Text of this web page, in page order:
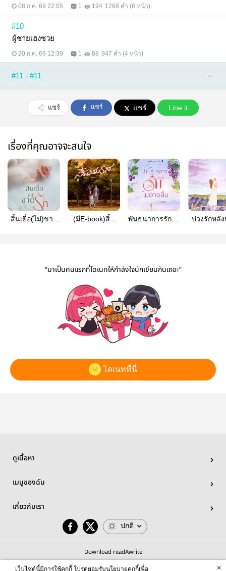
08 ก.ค. 69 22:05 1 194 1268 คำ (6 หน้า)
#10
ผู้ชายเฮงซวย
20 ก.ค. 69 12:39 1 88 947 คำ (4 หน้า)
#11 - #11
แชร์ แชร์ แชร์ Line it
เรื่องที่คุณอาจจะสนใจ
สิ้นเยื่อ(ไม่)ขาด
(มีE-book)สิ้น
พันธนาการรักไม่
บ่วงรักหลั
“มาเป็นคนแรกที่โดเนทให้กำลังใจนักเขียนกันเถอะ”
โดเนทที่นี่
ดูเนื้อหา
เมนูของฉัน
เกี่ยวกับเรา
ปกติ
Download readAwrite
เว็บไซต์นี้มีการใช้คุกกี้ โปรดยอมรับนโยบายคุกกี้เพื่อ ×